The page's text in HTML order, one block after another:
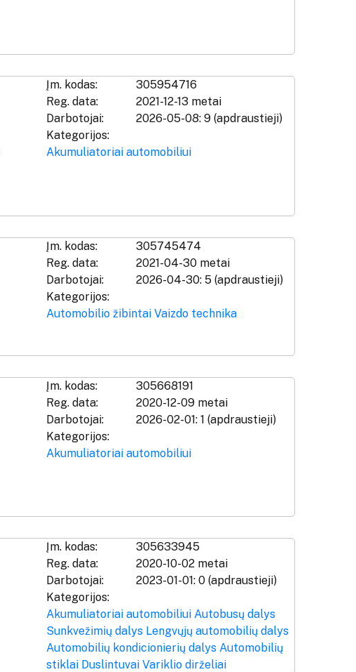
Įm. kodas:
305954716
Reg. data:
2021-12-13 metai
Darbotojai:
2026-05-08: 9 (apdraustieji)
Kategorijos:
Akumuliatoriai automobiliui
Įm. kodas:
305745474
Reg. data:
2021-04-30 metai
Darbotojai:
2026-04-30: 5 (apdraustieji)
Kategorijos:
Automobilio žibintai Vaizdo technika
Įm. kodas:
305668191
Reg. data:
2020-12-09 metai
Darbotojai:
2026-02-01: 1 (apdraustieji)
Kategorijos:
Akumuliatoriai automobiliui
Įm. kodas:
305633945
Reg. data:
2020-10-02 metai
Darbotojai:
2023-01-01: 0 (apdraustieji)
Kategorijos:
Akumuliatoriai automobiliui Autobusų dalys
Sunkvežimių dalys Lengvųjų automobilių dalys
Automobilių kondicionierių dalys Automobilių
stiklai Duslintuvai Variklio dirželiai